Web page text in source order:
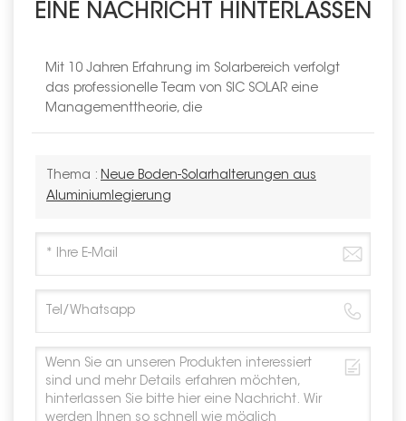
EINE NACHRICHT HINTERLASSEN
Mit 10 Jahren Erfahrung im Solarbereich verfolgt
das professionelle Team von SIC SOLAR eine
Managementtheorie, die
Thema : Neue Boden-Solarhalterungen aus
Aluminiumlegierung